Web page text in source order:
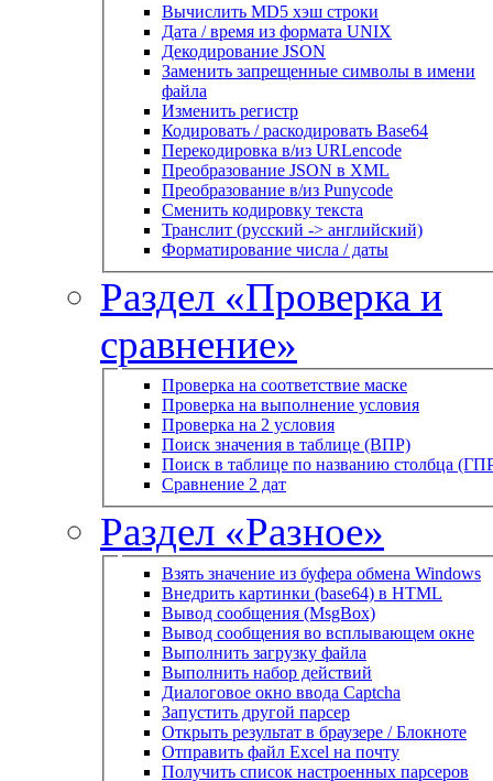
Вычислить MD5 хэш строки
Дата / время из формата UNIX
Декодирование JSON
Заменить запрещенные символы в имени
файла
Изменить регистр
Кодировать / раскодировать Base64
Перекодировка в/из URLencode
Преобразование JSON в XML
Преобразование в/из Punycode
Сменить кодировку текста
Транслит (русский -> английский)
Форматирование числа / даты
Раздел «Проверка и
сравнение»
Проверка на соответствие маске
Проверка на выполнение условия
Проверка на 2 условия
Поиск значения в таблице (ВПР)
Поиск в таблице по названию столбца
Сравнение 2 дат
Раздел «Разное»
Взять значение из буфера обмена Windows
Внедрить картинки (base64) в HTML
Вывод сообщения (MsgBox)
Вывод сообщения во всплывающем окне
Выполнить загрузку файла
Выполнить набор действий
Диалоговое окно ввода Captcha
Запустить другой парсер
Открыть результат в браузере / Блокноте
Отправить файл Excel на почту
Получить список настроенных парсеров